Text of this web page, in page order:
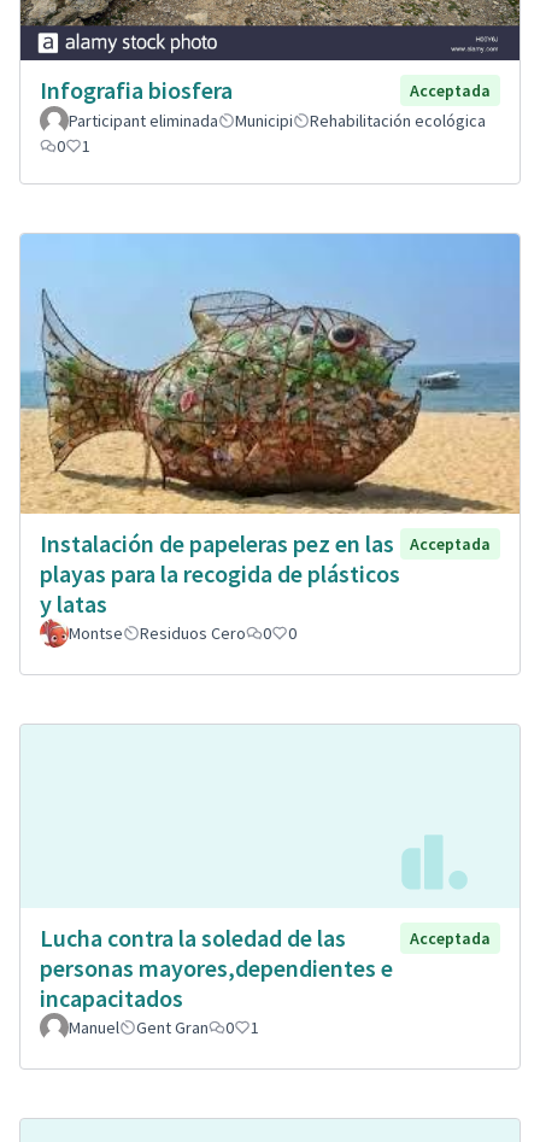
Infografia biosfera
Acceptada
Participant eliminada
Municipi
Rehabilitación ecológica
0
1
Instalación de papeleras pez en las
playas para la recogida de plásticos
y latas
Acceptada
Montse Residuos Cero 0 0
Lucha contra la soledad de las
personas mayores,dependientes e
incapacitados
Acceptada
Manuel Gent Gran 0 1